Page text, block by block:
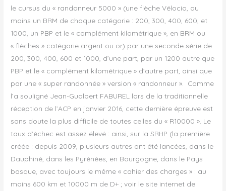
le cursus du « randonneur 5000 » (une flèche Vélocio, au
moins un BRM de chaque catégorie : 200, 300, 400, 600, et
1000, un PBP et le « complément kilométrique », en BRM ou
« flèches » catégorie argent ou or) par une seconde série de
200, 300, 400, 600 et 1000, d’une part, par un 1200 autre que
PBP et le « complément kilométrique » d’autre part, ainsi que
par une « super randonnée » version « randonneur ». Comme
l’a souligné Jean-Gualbert FABUREL lors de la traditionnelle
réception de l’ACP en janvier 2016, cette dernière épreuve est
sans doute la plus difficile de toutes celles du « R10000 ». Le
taux d’échec est assez élevé : ainsi, sur la SRHP (la première
créée : depuis 2009, plusieurs autres ont été lancées, dans le
Dauphiné, dans les Pyrénées, en Bourgogne, dans le Pays
basque, avec toujours le même « cahier des charges » : au
moins 600 km et 10000 m de D+ ; voir le site internet de